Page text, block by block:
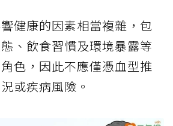
健康的因素相當複雜，包
、飲食習慣及環境暴露等
色，因此不應僅憑血型推
或疾病風險。